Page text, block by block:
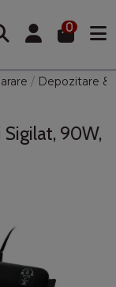
0
Depozitare &
90W,